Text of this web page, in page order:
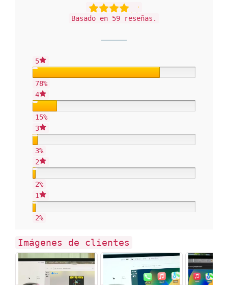
Basado en 59 reseñas.
5
78%
4
15%
3
3%
2
2%
1
2%
Imágenes de clientes